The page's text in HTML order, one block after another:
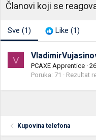
Članovi koji se
Sve (1) Like (1)
V
PCAXE Apprentice · 26
Poruka 71 Rezultat
Kupovina telefona